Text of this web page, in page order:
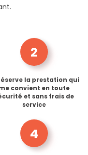
2
la prestation qui
convient en toute
et sans frais de
service
4